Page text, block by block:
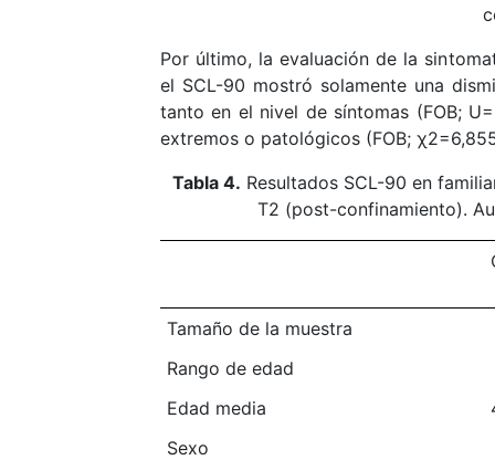
Por último, la evaluación de la
el SCL-90 mostró solamente una
tanto en el nivel de síntomas (FOB;
extremos o patológicos (FOB;
Tabla 4. Resultados SCL-90 en
T2 (post-confinamiento).
Tamaño de la muestra
Rango de edad
Edad media
Sexo